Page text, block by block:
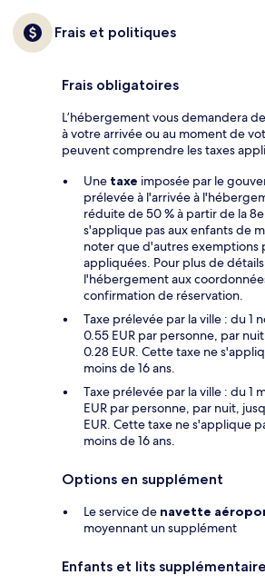
Frais et politiques
Frais obligatoires
L’hébergement vous demandera
à votre arrivée ou au moment de
peuvent comprendre les taxes
Une taxe imposée par le
prélevée à l'arrivée à
réduite de 50 % à partir de la
s'applique pas aux enfants de
noter que d'autres exemptions
appliquées. Pour plus de
l'hébergement aux
confirmation de réservation.
Taxe prélevée par la ville : du 1
0.55 EUR par personne, par
0.28 EUR. Cette taxe ne
moins de 16 ans.
Taxe prélevée par la ville : du 1
EUR par personne, par nuit,
EUR. Cette taxe ne s'applique
moins de 16 ans.
Options en supplément
Le service de navette
moyennant un supplément
Enfants et lits